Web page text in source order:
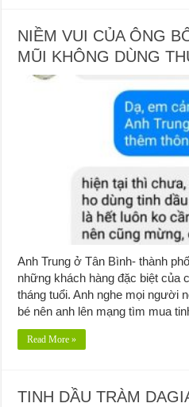
NIỀM VUI CỦA ÔNG
MŨI KHÔNG DÙNG
Anh Trung ở Tân Bình- thành
những khách hàng đặc biệt của
tháng tuổi. Anh nghe mọi người
bé nên anh lên mạng tìm mua
Read More »
TINH DẦU TRÀM